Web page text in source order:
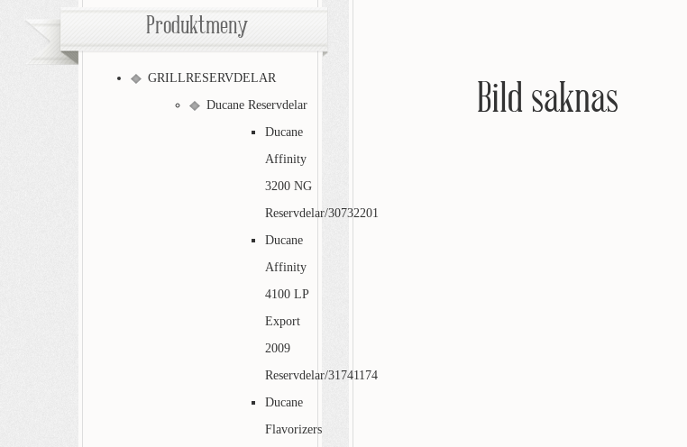
Bild saknas
Produktmeny
GRILLRESERVDELAR
Ducane Reservdelar
Ducane
Affinity
3200 NG
Reservdelar/30732201
Ducane
Affinity
4100 LP
Export
2009
Reservdelar/31741174
Ducane
Flavorizers